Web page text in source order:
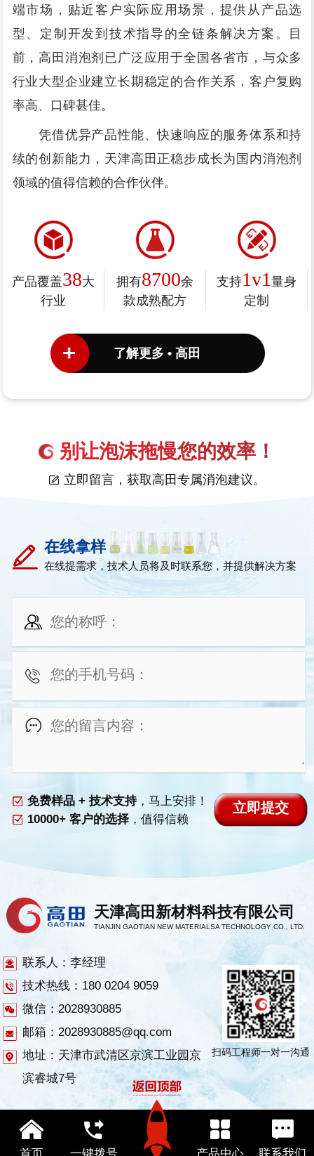
端市场，贴近客户实际应用场景，提供从产品选
型、定制开发到技术指导的全链条解决方案。目
前，高田消泡剂已广泛应用于全国各省市，与众多
行业大型企业建立长期稳定的合作关系，客户复购
率高、口碑甚佳。
凭借优异产品性能、快速响应的服务体系和持
续的创新能力，天津高田正稳步成长为国内消泡剂
领域的值得信赖的合作伙伴。
产品覆盖38大
行业
拥有8700余
款成熟配方
支持1v1 量身
定制
了解更多 • 高田
别让泡沫拖慢您的效率！
立即留言，获取高田专属消泡建议。
在线拿样
在线提需求，技术人员将及时联系您，并提供解决方案
免费样品 + 技术支持，马上安排！
10000+ 客户的选择，值得信赖
天津高田新材料科技有限公司
TIANJIN GAOTIAN NEW MATERIALSA TECHNOLOGY CO., LTD.
联系人：李经理
技术热线：180 0204 9059
微信：2028930885
邮箱：2028930885@qq.com
地址：天津市武清区京滨工业园京
滨睿城7号
扫码工程师一对一沟通